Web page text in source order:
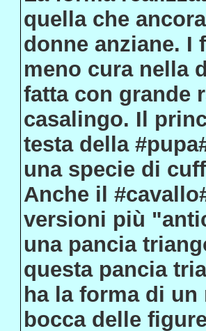
quella che
donne anziane. I
meno cura nella
fatta con grande
casalingo. Il
testa della
una specie di
Anche il
versioni più
una pancia
questa pancia
ha la forma di
bocca delle